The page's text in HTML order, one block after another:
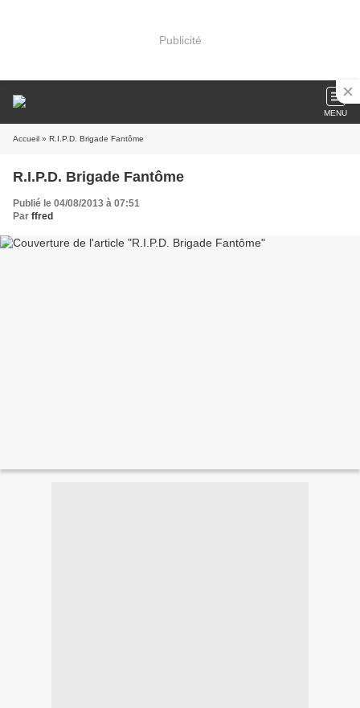
Publicité
MENU
Accueil » R.I.P.D. Brigade Fantôme
R.I.P.D. Brigade Fantôme
Publié le 04/08/2013 à 07:51
Par ffred